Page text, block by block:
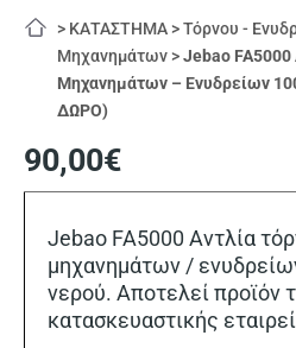
> ΚΑΤΑΣΤΗΜΑ >Τόρνου -
Μηχανημάτων >Jebao FA5000
Μηχανημάτων – Ενυδρείων
ΔΩΡΟ)
90,00€
Jebao FA5000 Αντλία
μηχανημάτων /
νερού. Αποτελεί προϊόν
κατασκευαστικής